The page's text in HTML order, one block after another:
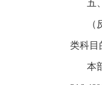
五
类科目
本